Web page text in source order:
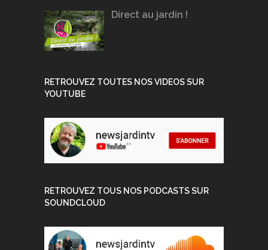
Direct au jardin !
RETROUVEZ TOUTES NOS VIDEOS SUR
YOUTUBE
RETROUVEZ TOUS NOS PODCASTS SUR
SOUNDCLOUD